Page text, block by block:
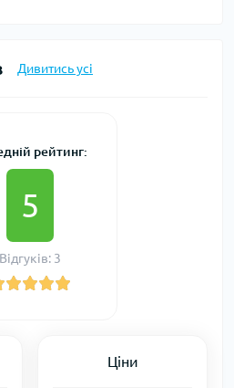
Дивитись усі
рейтинг:
5
Відгуків: 3
Ціни